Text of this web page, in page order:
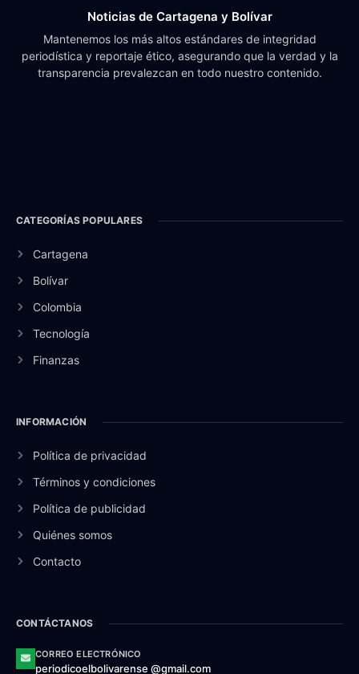
Noticias de Cartagena y Bolívar
Mantenemos los más altos estándares de integridad
periodística y reportaje ético, asegurando que la verdad y la
transparencia prevalezcan en todo nuestro contenido.
CATEGORÍAS POPULARES
Cartagena
Bolívar
Colombia
Tecnología
Finanzas
INFORMACIÓN
Política de privacidad
Términos y condiciones
Política de publicidad
Quiénes somos
Contacto
CONTÁCTANOS
CORREO ELECTRÓNICO
periodicoelbolivarense @gmail.com